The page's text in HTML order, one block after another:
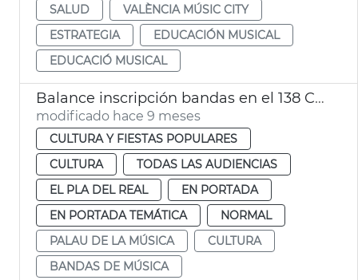
SALUD
VALÈNCIA MÚSIC CITY
ESTRATEGIA
EDUCACIÓN MUSICAL
EDUCACIÓ MUSICAL
Balance inscripción bandas en el 138 CIBM
modificado hace 9 meses
CULTURA Y FIESTAS POPULARES
CULTURA
TODAS LAS AUDIENCIAS
EL PLA DEL REAL
EN PORTADA
EN PORTADA TEMÁTICA
NORMAL
PALAU DE LA MÚSICA
CULTURA
BANDAS DE MÚSICA